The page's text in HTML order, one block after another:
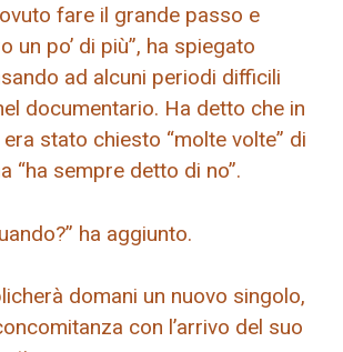
fare il grande passo e
un po’ di più”, ha spiegato
ad alcuni periodi difficili
documentario. Ha detto che in
stato chiesto “molte volte” di
“ha sempre detto di no”.
ha aggiunto.
domani un nuovo singolo,
con l’arrivo del suo